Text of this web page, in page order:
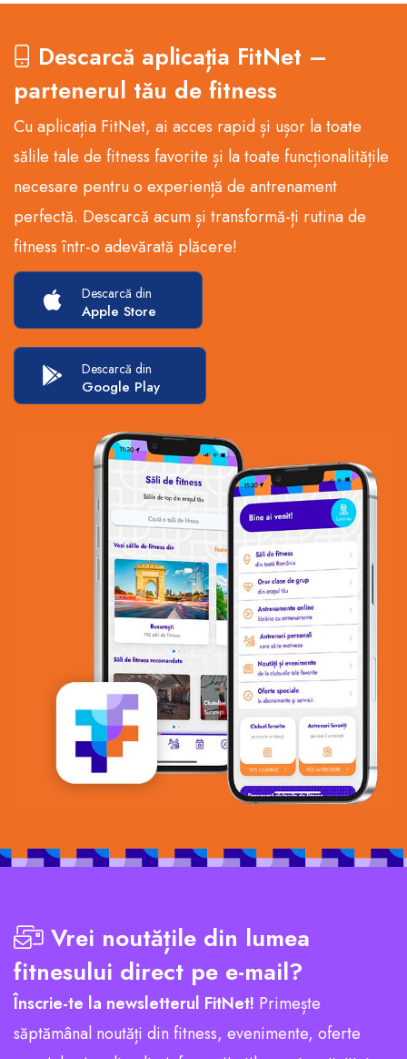
Descarcă aplicația FitNet –
partenerul tău de fitness
Cu aplicația FitNet, ai acces rapid și ușor la toate
sălile tale de fitness favorite și la toate funcționalitățile
necesare pentru o experiență de antrenament
perfectă. Descarcă acum și transformă-ți rutina de
fitness într-o adevărată plăcere!
Descarcă din
Apple Store
Descarcă din
Google Play
Vrei noutățile din lumea
fitnesului direct pe e-mail?
Înscrie-te la newsletterul FitNet! Primește
săptămânal noutăți din fitness, evenimente, oferte